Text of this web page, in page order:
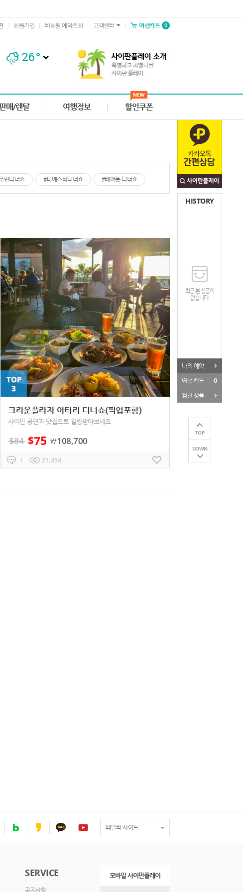
회원가입 비회원 예약조회 고객센터 여행카트 0
26°
매/렌탈 여행정보 할인쿠폰
민디너쇼 #피에스타디너쇼 #베어풋 디너쇼
TOP
3
크라운플라자 아타리 디너쇼(픽업포함)
사이판 공연과 맛집으로 힐링받아보세요
$84 $75 ￦108,700
1 21,454
패밀리 사이트
SERVICE
공지사항
모바일 사이판플레이
HISTORY
최근 본 상품이
없습니다.
나의 예약
여행 카트 0
찜한 상품
TOP
DOWN